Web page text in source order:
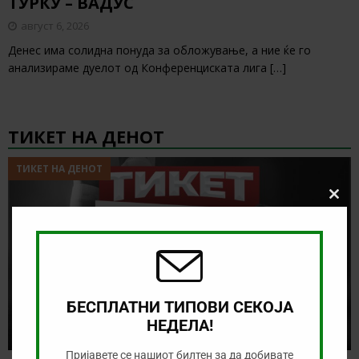
август 6, 2026
Денес има солидна понуда за обложување, а ние ќе го
анализираме дуелот од Конференциската лига […]
ТИКЕТ НА ДЕНОТ
ТИКЕТ НА ДЕНОТ
БЕСПЛАТНИ ТИПОВИ СЕКОЈА
НЕДЕЛА!
Пријавете се нашиот билтен за да добивате